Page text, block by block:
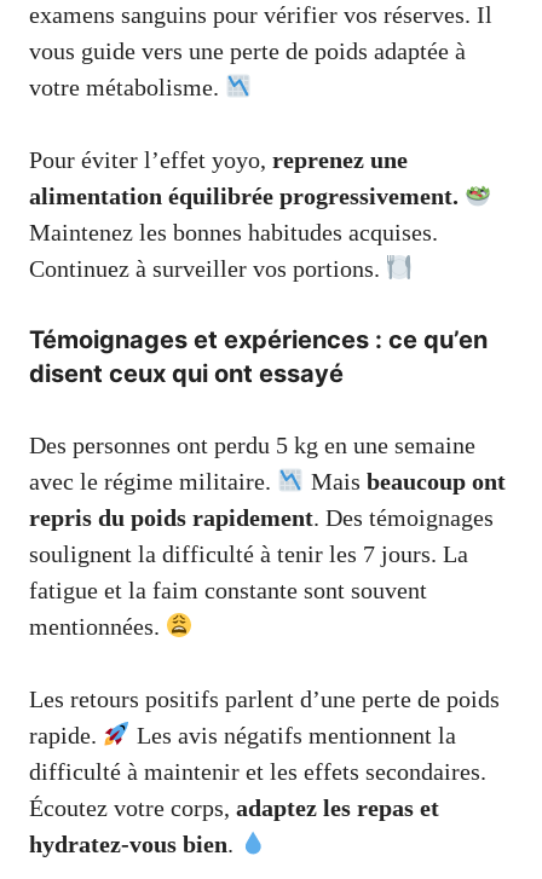
examens sanguins pour vérifier vos réserves. Il
vous guide vers une perte de poids adaptée à
votre métabolisme.
Pour éviter l’effet yoyo, reprenez une
alimentation équilibrée progressivement.
Maintenez les bonnes habitudes acquises.
Continuez à surveiller vos portions.
Témoignages et expériences : ce qu’en
disent ceux qui ont essayé
Des personnes ont perdu 5 kg en une semaine
avec le régime militaire.
Mais beaucoup ont
repris du poids rapidement. Des témoignages
soulignent la difficulté à tenir les 7 jours. La
fatigue et la faim constante sont souvent
mentionnées.
Les retours positifs parlent d’une perte de poids
rapide.
Les avis négatifs mentionnent la
difficulté à maintenir et les effets secondaires.
Écoutez votre corps, adaptez les repas et
hydratez-vous bien.